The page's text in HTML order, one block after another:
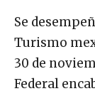
Se
Turismo
30 de
Federal